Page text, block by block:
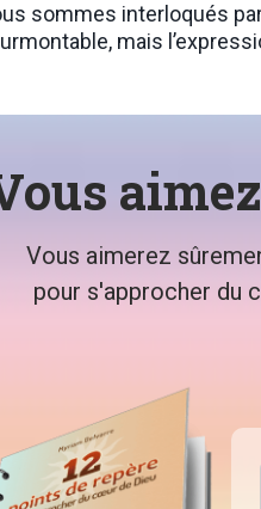
sommes interloqués
mais
Vous aimerez
pour s'approcher du